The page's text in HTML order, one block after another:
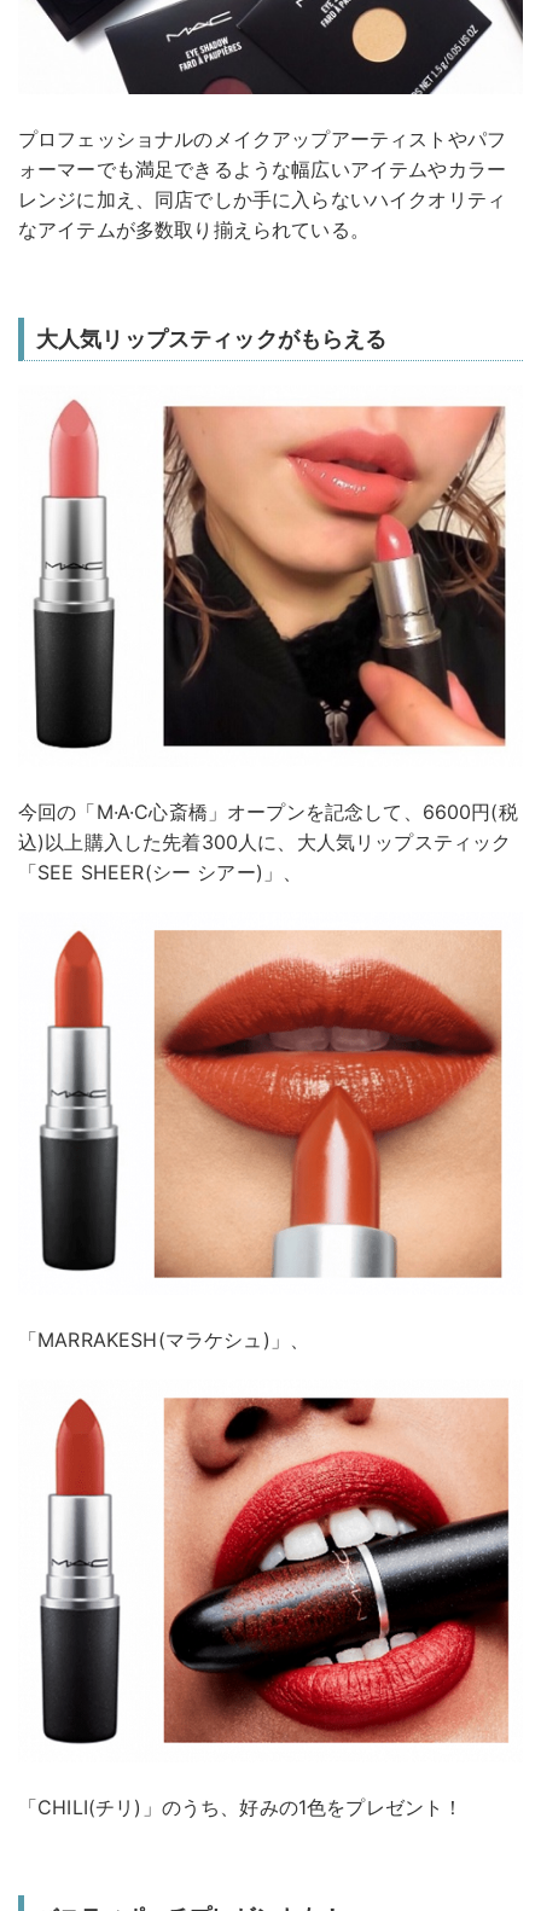
プロフェッショナルのメイクアップアーティストやパフ
ォーマーでも満足できるような幅広いアイテムやカラー
レンジに加え、同店でしか手に入らないハイクオリティ
なアイテムが多数取り揃えられている。
大人気リップスティックがもらえる
今回の「M·A·C心斎橋」オープンを記念して、6600円(税
込)以上購入した先着300人に、大人気リップスティック
「SEE SHEER(シー シアー)」、
「MARRAKESH(マラケシュ)」、
「CHILI(チリ)」のうち、好みの1色をプレゼント！